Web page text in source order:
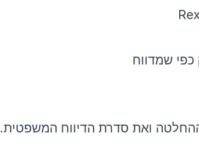
שמדווח
ואת סדרת הדיווח המשפטית.